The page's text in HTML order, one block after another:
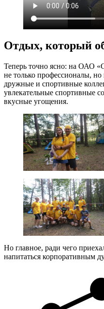
Отдых, который
Теперь точно ясно: на ОАО
не только профессионалы,
дружные и спортивные
увлекательные спортивные
вкусные угощения.
Но главное, ради чего
напитаться корпоративным